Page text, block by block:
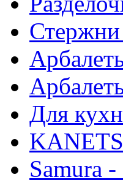
Стержни
Для
Samura